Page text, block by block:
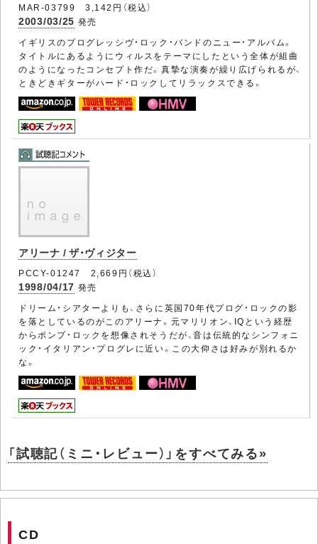
MAR-03799 3,142円（税込）
2003/03/25 発売
イギリスのプログレッシヴ・ロック・バンドのニュー・アルバム。
タイトルにあるようにウィルスをテーマにしたという全体が組曲
のようになったコンセプト作だ。真摯な演奏が繰り広げられるが、
ときどきギターがハード・ロックしてリラックスできる。
アリーナ / ザ・ヴィジター
PCCY-01247 2,669円（税込）
1998/04/17 発売
ドリーム・シアターよりも、さらに英国70年代プログ・ロックの影
を落としているのがこのアリーナ。元マリリオン、IQという経歴
からポンプ・ロックを想像されそうだが、音は伝統的なシンフォニ
ック・イタリアン・プログレに近い。この大仰さは好みが別れるか
な。
「試聴記（ミニ・レビュー）」をすべてみる»
CD